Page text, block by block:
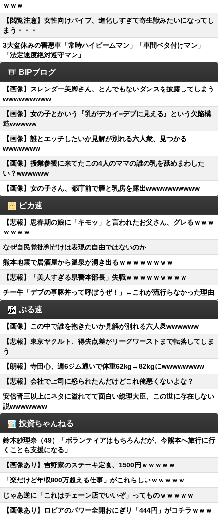
ｗｗｗ
【閲覧注意】女性向けバイブ、進化しすぎて寄生獣みたいになってし
まう・・・
3大盆休みの害悪車「常時ハイビームマン」「車間ベタ付けマン」
「法定速度絶対遵守マン」
BIPブログ
【画像】スレンダー美脚さん、とんでもないダンスを披露してしまう
wwwwwwwww
【画像】女の子とかいう『乳がデカイ=デブに見える』という欠陥構
造wwwww
【画像】誰とエッチしたいか見解が別れる六人衆、見つかる
wwwwwww
【画像】授業参観に来てたこの4人のママの誰の乳を舐めまわした
い？wwwwww
【画像】女の子さん、都庁前で膣と乳房を露出wwwwwwwwww
ピカ速
【悲報】思春期の娘に「キモッ」と言われたお父さん、グレるｗｗｗ
ｗｗｗｗ
なぜ自民党批判だけは表現の自由ではないのか
熊本地震で居酒屋から温泉が湧き出るｗｗｗｗｗｗｗｗ
【悲報】「美人すぎる県警本部長」失職ｗｗｗｗｗｗｗｗｗ
チー牛「デブの事豚丼って呼ぼうぜ！」←これが流行らなかった理由
ぶる速
【画像】この中で誰を抱きたいか見解が別れる六人衆wwwwww
【悲報】東京ヤクルト、得失点差がリーグワーストまで転落してしま
う
【朗報】寺田心、週6ジム通いで体重62kg→82kgにwwwwwwww
【悲報】会社で上司に怒られたんだけどこれ俺悪くないよな？
安倍晋三以上にネタに溢れてて面白い総理大臣、この世に存在しない
説wwwwwww
投資ちゃんねる
鈴木紗理奈（49）「ボランティアはもちろんだが、今熊本へ旅行に行
くことも支援になる」
【画像あり】吉野家のステーキ定食、1500円ｗｗｗｗｗ
「楽だけど年収800万超える仕事」がこれらしいｗｗｗｗｗ
じゃあ逆に「これはチェーン店でいいぞ」ってものｗｗｗｗｗ
【画像あり】ロピアのパワー全開おにぎり「444円」がコチラｗｗｗ